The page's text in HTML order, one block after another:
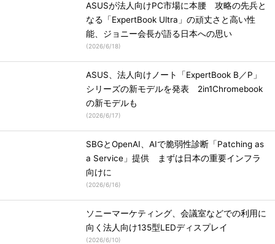
ASUSが法人向けPC市場に本腰 攻略の先兵と
なる「ExpertBook Ultra」の頑丈さと高い性
能、ジョニー会長が語る日本への思い
(2026/6/18)
ASUS、法人向けノート「ExpertBook B／P」
シリーズの新モデルを発表 2in1Chromebook
の新モデルも
(2026/6/17)
SBGとOpenAI、AIで脆弱性診断「Patching as
a Service」提供 まずは日本の重要インフラ
向けに
(2026/6/16)
ソニーマーケティング、会議室などでの利用に
向く法人向け135型LEDディスプレイ
(2026/6/10)